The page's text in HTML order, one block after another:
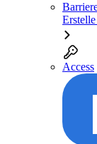
Access